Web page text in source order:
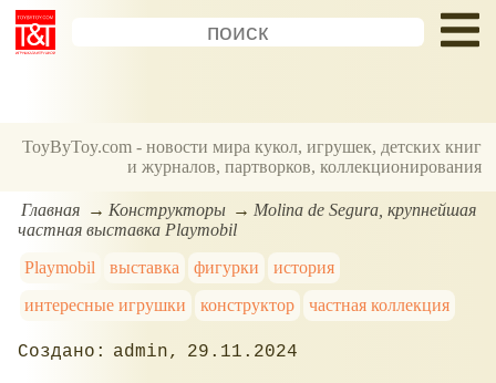
ToyByToy.com - новости мира кукол, игрушек, детских книг
и журналов, партворков, коллекционирования
Главная Конструкторы
Molina de Segura, крупнейшая
частная выставка Playmobil
Playmobil
выставка фигурки
история
интересные игрушки
конструктор частная коллекция
admin 29.11.2024